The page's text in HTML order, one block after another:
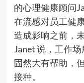
的心理健康顾问
在流感对员工健
造成影响之前，
Janet 说，工作
固然大有帮助，
接种。